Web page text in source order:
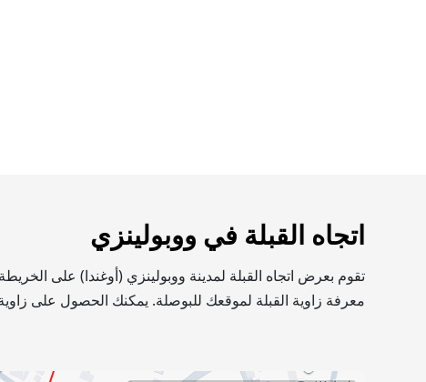
اتجاه القبلة في ووبولينزي
تقوم بعرض اتجاه القبلة لمدينة ووبولينزي (أوغندا) على
معرفة زاوية القبلة لموقعك للبوصلة. يمكنك الحصول على